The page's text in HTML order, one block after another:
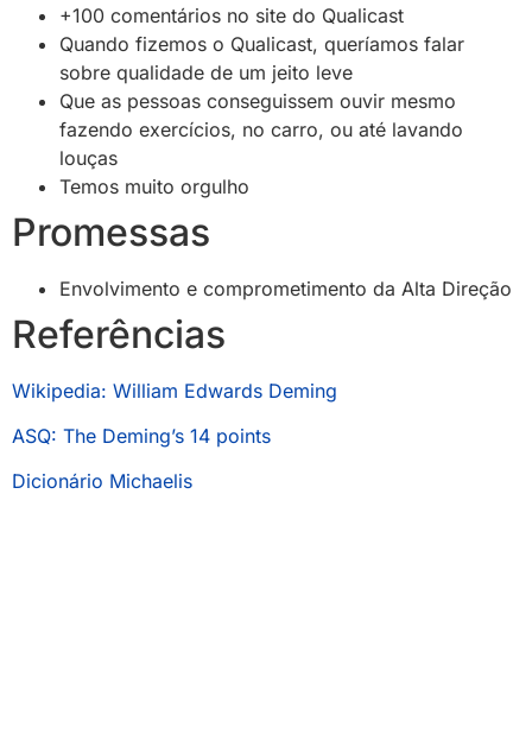
+100 comentários no site do Qualicast
Quando fizemos o Qualicast, queríamos falar
sobre qualidade de um jeito leve
Que as pessoas conseguissem ouvir mesmo
fazendo exercícios, no carro, ou até lavando
louças
Temos muito orgulho
Promessas
Envolvimento e comprometimento da Alta Direção
Referências
Wikipedia: William Edwards Deming
ASQ: The Deming’s 14 points
Dicionário Michaelis